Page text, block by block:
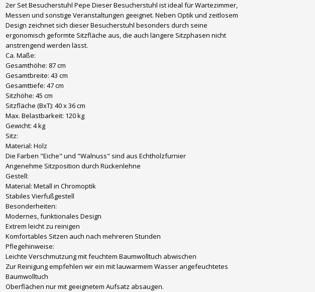
2er Set Besucherstuhl Pepe Dieser Besucherstuhl ist ideal für Wartezimmer,
Messen und sonstige Veranstaltungen geeignet. Neben Optik und zeitlosem
Design zeichnet sich dieser Besucherstuhl besonders durch seine
ergonomisch geformte Sitzfläche aus, die auch längere Sitzphasen nicht
anstrengend werden lässt.
Ca. Maße:
Gesamthöhe: 87 cm
Gesamtbreite: 43 cm
Gesamttiefe: 47 cm
Sitzhöhe: 45 cm
Sitzfläche (BxT): 40 x 36 cm
Max. Belastbarkeit: 120 kg
Gewicht: 4 kg
Sitz:
Material: Holz
Die Farben "Eiche" und "Walnuss" sind aus Echtholzfurnier
Angenehme Sitzposition durch Rückenlehne
Gestell:
Material: Metall in Chromoptik
Stabiles Vierfußgestell
Besonderheiten:
Modernes, funktionales Design
Extrem leicht zu reinigen
Komfortables Sitzen auch nach mehreren Stunden
Pflegehinweise:
Leichte Verschmutzung mit feuchtem Baumwolltuch abwischen
Zur Reinigung empfehlen wir ein mit lauwarmem Wasser angefeuchtetes
Baumwolltuch
Oberflächen nur mit geeignetem Aufsatz absaugen.